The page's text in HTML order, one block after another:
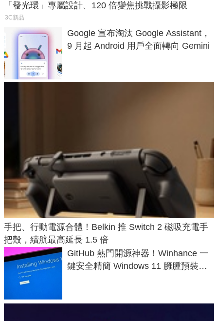
「發光環」專屬設計、120 倍變焦挑戰攝影極限
3C新品
Google 宣布淘汰 Google Assistant，
9 月起 Android 用戶全面轉向 Gemini
手把、行動電源合體！Belkin 推 Switch 2 磁吸充電手
把殼，續航最高延長 1.5 倍
GitHub 熱門開源神器！Winhance 一
鍵安全精簡 Windows 11 臃腫預裝軟